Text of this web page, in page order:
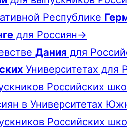
Республике
для Россиян→
Дания для
Университетах для
Российских
в Университетах
Российских